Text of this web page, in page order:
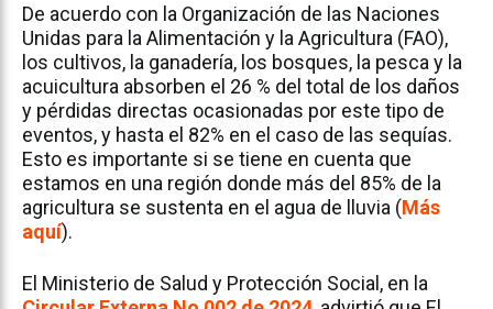
De acuerdo con la Organización de las Naciones
Unidas para la Alimentación y la Agricultura (FAO),
los cultivos, la ganadería, los bosques, la pesca y la
acuicultura absorben el 26 % del total de los daños
y pérdidas directas ocasionadas por este tipo de
eventos, y hasta el 82% en el caso de las sequías.
Esto es importante si se tiene en cuenta que
estamos en una región donde más del 85% de la
agricultura se sustenta en el agua de lluvia (Más
aquí).
El Ministerio de Salud y Protección Social, en la